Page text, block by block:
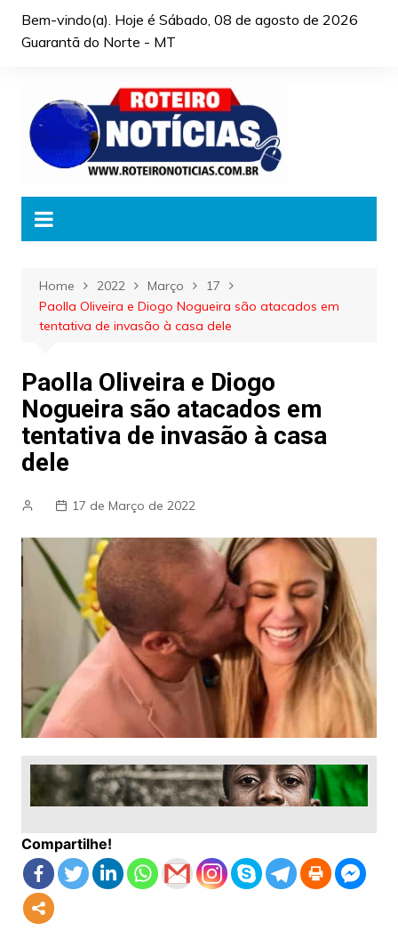
Bem-vindo(a). Hoje é Sábado, 08 de agosto de 2026
Guarantã do Norte - MT
Home 2022 Março
17
Paolla Oliveira e Diogo Nogueira são atacados em
tentativa de invasão à casa dele
Paolla Oliveira e Diogo
Nogueira são atacados em
tentativa de invasão à casa
dele
17 de Março de 2022
Compartilhe!